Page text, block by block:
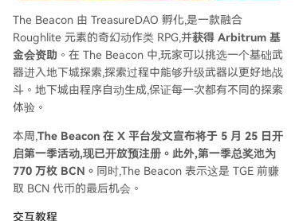
The Beacon 由 TreasureDAO 孵化,是一款融合
Roughlite 元素的奇幻动作类 RPG,并获得 Arbitrum 基
金会资助 。在 The Beacon 中,玩家可以挑选一个基础武
器进入地下城探索,探索过程中能够升级武器以更好地战
斗。地下城由程序自动生成,保证每一次都有不同的探索
体验。
本周,The Beacon 在 X 平台发文宣布将于 5 月 25 日开
启第一季活动,现已开放预注册。此外,第一季总奖池为
770 万枚 BCN。 同时,The Beacon 表示这是 TGE 前赚
取 BCN 代币的最后机会。
交互教程